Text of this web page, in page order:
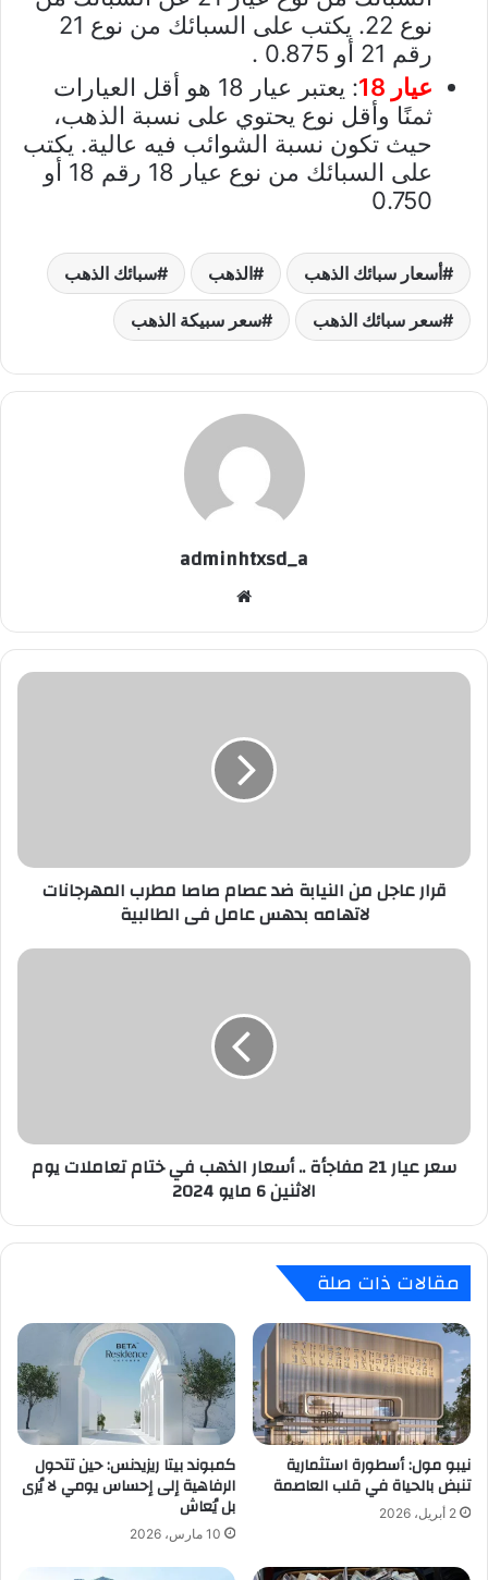
نوع 22. يكتب على السبائك من نوع 21
رقم 21 أو 0.875 .
عيار 18
: يعتبر عيار 18 هو أقل العيارات
ثمنًا وأقل نوع يحتوي على نسبة الذهب،
حيث تكون نسبة الشوائب فيه عالية. يكتب
على السبائك من نوع عيار 18 رقم 18 أو
0.750
أسعار سبائك الذهب الذهب سبائك الذهب
سعر سبائك الذهب سعر سبيكة الذهب
adminhtxsd_a
قرار
المهرجانات
لاتهامه
فى
قرار عاجل من النيابة ضد عصام صاصا مطرب المهرجانات
لاتهامه بدهس عامل فى الطالبية
سعر
ختام
تعاملات
6
2024
سعر عيار 21 مفاجأة .. أسعار الذهب في ختام تعاملات يوم
الاثنين 6 مايو 2024
مقالات ذات صلة
نيبو مول: أسطورة استثمارية
تنبض بالحياة في قلب العاصمة
2 أبريل، 2026
كمبوند بيتا ريزيدنس: حين تتحول
الرفاهية إلى إحساس يومي لا يُرى
بل يُعاش
10 مارس، 2026